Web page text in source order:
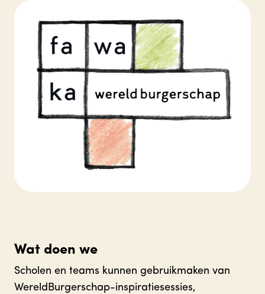
Wat doen we
Scholen en teams kunnen gebruikmaken van
WereldBurgerschap-inspiratiesessies,